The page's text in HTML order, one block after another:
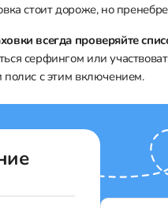
стоит дороже, но
всегда проверяйте
серфингом или
с этим включением.